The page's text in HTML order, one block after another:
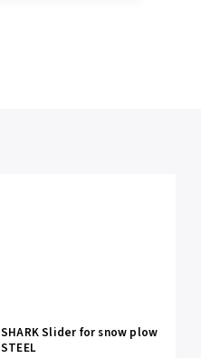
SHARK Slider for snow plow
STEEL